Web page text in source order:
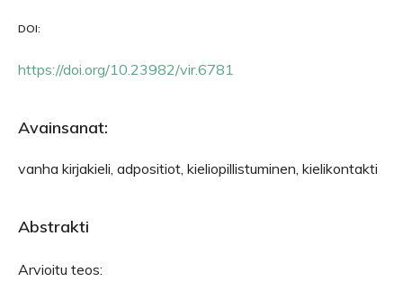
DOI:
https://doi.org/10.23982/vir.6781
Avainsanat:
vanha kirjakieli, adpositiot, kieliopillistuminen, kielikontakti
Abstrakti
Arvioitu teos: